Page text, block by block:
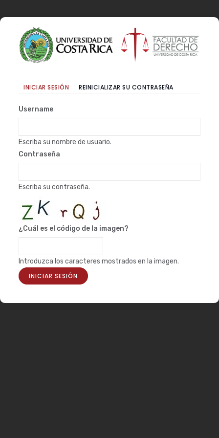
al
contenido
principal
Primary
tabs
INICIAR SESIÓN (SOLAPA
REINICIALIZAR SU CONTRASEÑA
Username
Escriba su nombre de usuario.
Contraseña
Escriba su contraseña.
¿Cuál es el código de la imagen?
Introduzca los caracteres mostrados en la imagen.